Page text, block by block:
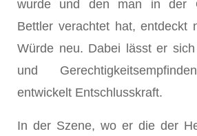
wurde und den man in der
Bettler verachtet hat, entdeckt
Würde neu. Dabei lässt er
und
entwickelt Entschlusskraft.
In der Szene, wo er die der